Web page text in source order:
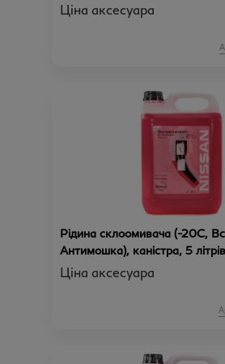
Ціна аксесуара
Рідина склоомивача (-20С,
Антимошка), каністра, 5 літрів
Ціна аксесуара